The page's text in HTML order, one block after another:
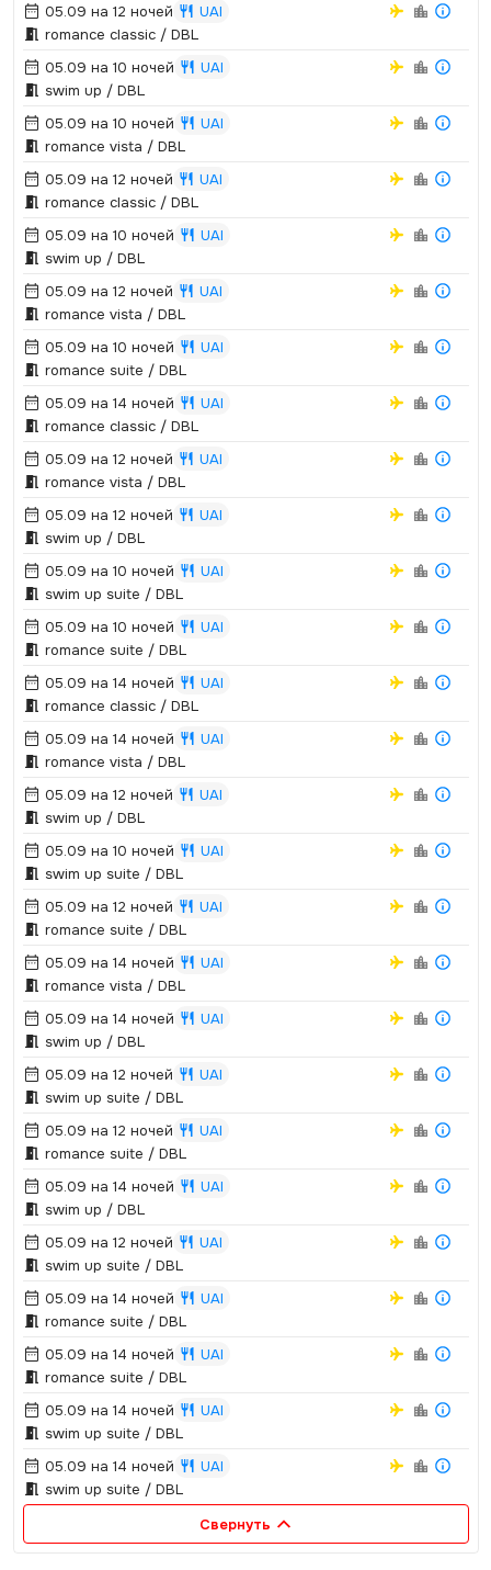
05.09 на 12 ночей
UAI
romance classic / DBL
05.09 на 10 ночей
UAI
swim up / DBL
05.09 на 10 ночей
UAI
romance vista / DBL
05.09 на 12 ночей
UAI
romance classic / DBL
05.09 на 10 ночей
UAI
swim up / DBL
05.09 на 12 ночей
UAI
romance vista / DBL
05.09 на 10 ночей
UAI
romance suite / DBL
05.09 на 14 ночей
UAI
romance classic / DBL
05.09 на 12 ночей
UAI
romance vista / DBL
05.09 на 12 ночей
UAI
swim up / DBL
05.09 на 10 ночей
UAI
swim up suite / DBL
05.09 на 10 ночей
UAI
romance suite / DBL
05.09 на 14 ночей
UAI
romance classic / DBL
05.09 на 14 ночей
UAI
romance vista / DBL
05.09 на 12 ночей
UAI
swim up / DBL
05.09 на 10 ночей
UAI
swim up suite / DBL
05.09 на 12 ночей
UAI
romance suite / DBL
05.09 на 14 ночей
UAI
romance vista / DBL
05.09 на 14 ночей
UAI
swim up / DBL
05.09 на 12 ночей
UAI
swim up suite / DBL
05.09 на 12 ночей
UAI
romance suite / DBL
05.09 на 14 ночей
UAI
swim up / DBL
05.09 на 12 ночей
UAI
swim up suite / DBL
05.09 на 14 ночей
UAI
romance suite / DBL
05.09 на 14 ночей
UAI
romance suite / DBL
05.09 на 14 ночей
UAI
swim up suite / DBL
05.09 на 14 ночей
UAI
swim up suite / DBL
Свернуть